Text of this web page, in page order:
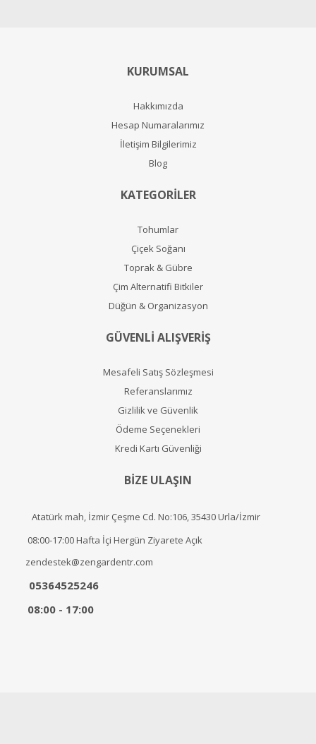
KURUMSAL
Hakkımızda
Hesap Numaralarımız
İletişim Bilgilerimiz
Blog
KATEGORİLER
Tohumlar
Çiçek Soğanı
Toprak & Gübre
Çim Alternatifi Bitkiler
Düğün & Organizasyon
GÜVENLİ ALIŞVERİŞ
Mesafeli Satış Sözleşmesi
Referanslarımız
Gizlilik ve Güvenlik
Ödeme Seçenekleri
Kredi Kartı Güvenliği
BİZE ULAŞIN
Atatürk mah, İzmir Çeşme Cd. No:106, 35430 Urla/İzmir
08:00-17:00 Hafta İçi Hergün Ziyarete Açık
zendestek@zengardentr.com
05364525246
08:00 - 17:00